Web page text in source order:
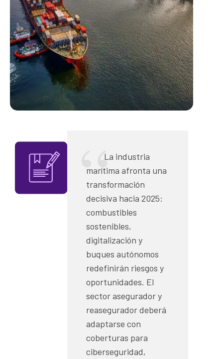
La industria
marítima afronta una
transformación
decisiva hacia 2025:
combustibles
sostenibles,
digitalización y
buques autónomos
redefinirán riesgos y
oportunidades. El
sector asegurador y
reasegurador deberá
adaptarse con
coberturas para
ciberseguridad,